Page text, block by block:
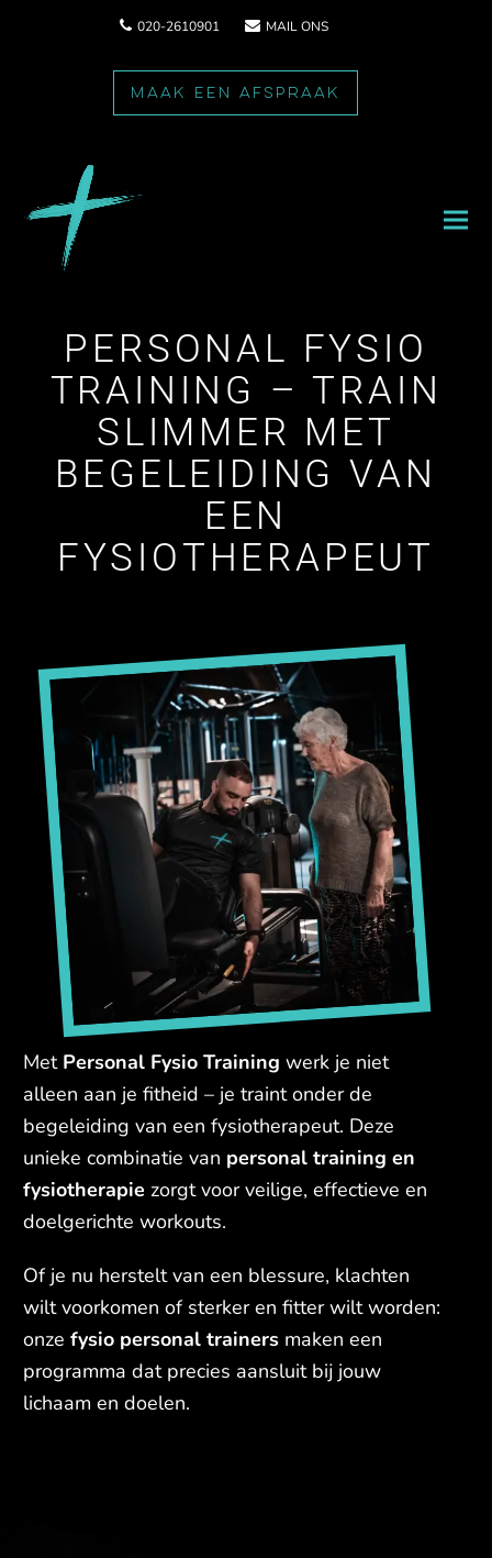
020-2610901 MAIL ONS
MAAK EEN AFSPRAAK
PERSONAL FYSIO
TRAINING – TRAIN
SLIMMER MET
BEGELEIDING VAN
EEN
FYSIOTHERAPEUT
Met Personal Fysio Training werk je niet
alleen aan je fitheid – je traint onder de
begeleiding van een fysiotherapeut. Deze
unieke combinatie van personal training en
fysiotherapie zorgt voor veilige, effectieve en
doelgerichte workouts.
Of je nu herstelt van een blessure, klachten
wilt voorkomen of sterker en fitter wilt worden:
onzefysio personal trainers maken een
programma dat precies aansluit bij jouw
lichaam en doelen.